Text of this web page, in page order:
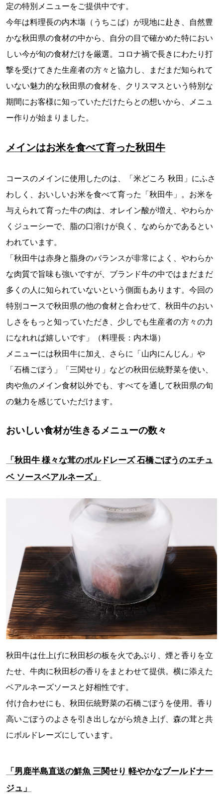
定の特別メニューをご提供中です。
今年は料理長の内木塲（うちこば）が現地に赴き、自然豊
かな秋田県の食材の中から、自分の目で確かめた特におい
しい今が旬の食材だけを厳選。コロナ禍で長きにわたり打
撃を受けてきた生産者の方々と協力し、まだまだ知られて
いない魅力的な秋田県の食材を、クリスマスという特別な
期間にお客様に知っていただけたらとの想いから、メニュ
ー作りが始まりました。
メインはお米を食べて育った秋田牛
コースのメインに使用したのは、「米どころ 秋田」にふさ
わしく、おいしいお米を食べて育った「秋田牛」。お米を
与えられて育った牛の肉は、オレイン酸が増え、やわらか
くジューシーで、脂の口溶けが良く、なめらかであるとい
われています。
「秋田牛は赤身と脂身のバランスが非常によく、やわらか
な肉質で旨味も強いですが、ブランド牛の中ではまだまだ
多くの人に知られていないという側面もあります。今回の
特別コースで秋田県の他の食材と合わせて、秋田牛のおい
しさをもっと知っていただき、少しでも生産者の方々の力
になれれば嬉しいです」（料理長：内木塲）
メニューには秋田牛に加え、さらに「山内にんじん」や
「石橋ごぼう」「三関せり」などの秋田伝統野菜を使い、
肉や魚のメイン食材以外でも、すべてを通して秋田県の旬
の魅力を感じていただけます。
おいしい食材が生きるメニューの数々
「秋田牛 様々な茸のボルドレーズ 石橋ごぼうのエチュ
ベ ソースベアルネーズ」
秋田牛は仕上げに秋田杉の板を火であぶり、煙と香りを立
たせ、牛肉に秋田杉の香りをまとわせて提供。横に添えた
ベアルネーズソースと好相性です。
付け合わせにも、秋田伝統野菜の石橋ごぼうを使用。香り
高いごぼうのよさを引き出しながら焼き上げ、森の茸と共
にボルドレーズにしています。
「男鹿半島直送の鮮魚 三関せり 軽やかなブールドナー
ジュ」